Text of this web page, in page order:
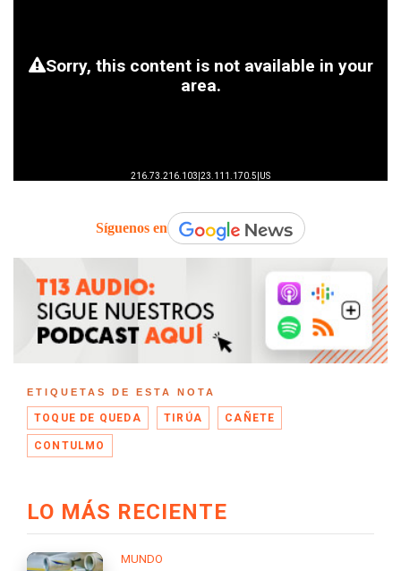
Síguenos en
ETIQUETAS DE ESTA NOTA
TOQUE DE QUEDA TIRÚA CAÑETE
CONTULMO
LO MÁS RECIENTE
MUNDO